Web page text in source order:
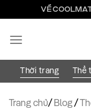
qua
nội
VỀ
Thời trang Thể
Trang chủ/ Blog/